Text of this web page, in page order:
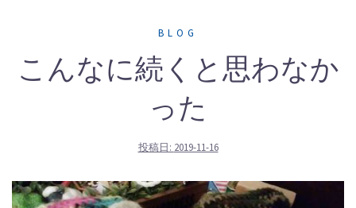
BLOG
こんなに続くと思わなか
った
投稿日: 2019-11-16